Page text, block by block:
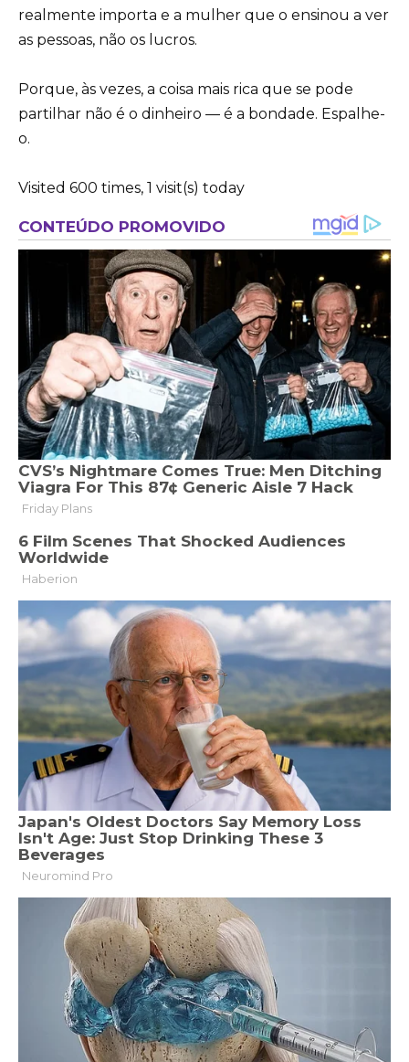
realmente importa e a mulher que o ensinou a ver
as pessoas, não os lucros.
Porque, às vezes, a coisa mais rica que se pode
partilhar não é o dinheiro — é a bondade. Espalhe-
o.
Visited 600 times, 1 visit(s) today